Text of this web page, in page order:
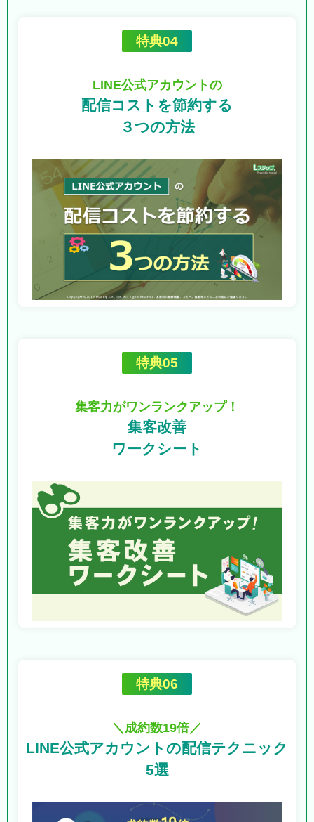
特典04
LINE公式アカウントの
配信コストを節約する
３つの方法
特典05
集客力がワンランクアップ！
集客改善
ワークシート
特典06
＼成約数19倍／
LINE公式アカウントの配信テクニック
5選